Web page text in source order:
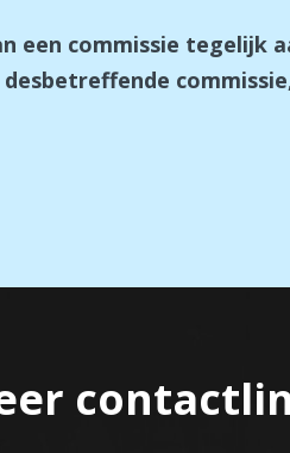
een commissie tegelijk